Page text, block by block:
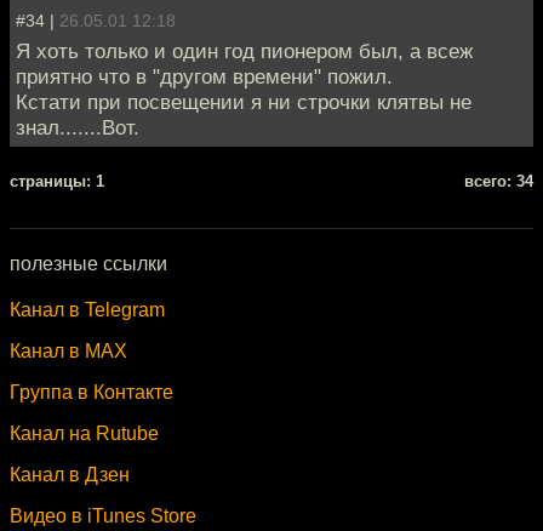
#34 | 26.05.01 12:18
Я хоть только и один год пионером был, а всеж
приятно что в "другом времени" пожил.
Кстати при посвещении я ни строчки клятвы не
знал.......Вот.
cтраницы: 1 всего: 34
полезные ссылки
Канал в Telegram
Канал в MAX
Группа в Контакте
Канал на Rutube
Канал в Дзен
Видео в iTunes Store